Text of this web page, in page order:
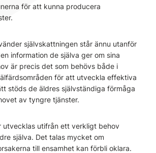
för att kunna producera
självskattningen står ännu utanför
information de själva ger om sina
är precis det som behövs både i
för att utveckla effektiva
stöds de äldres självständiga förmåga
av tyngre tjänster.
utvecklas utifrån ett verkligt behov
själva. Det talas mycket om
till ensamhet kan förbli oklara.